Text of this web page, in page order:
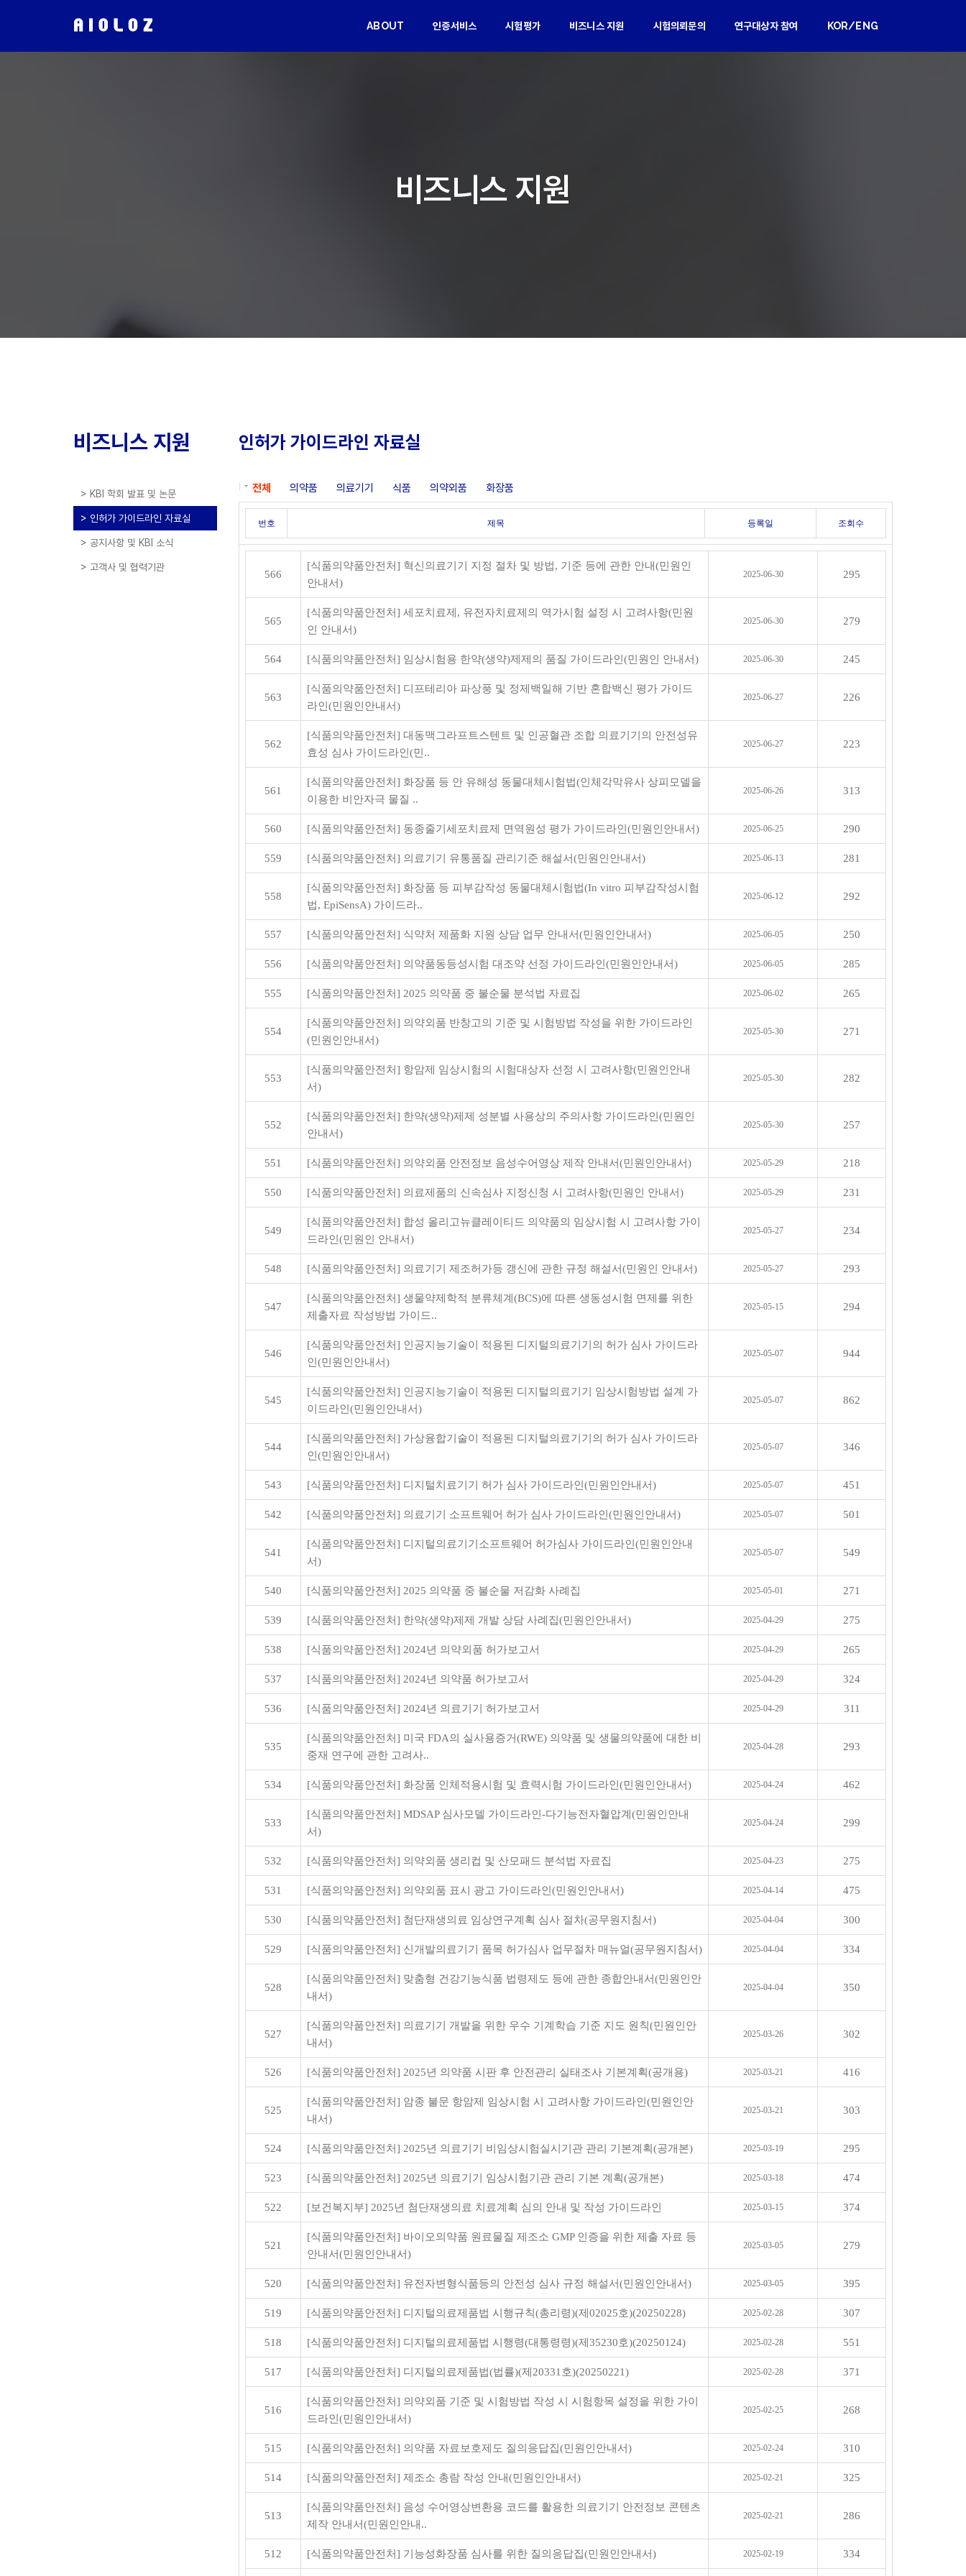
ABOUT 인증서비스 시험평가 비즈니스 지원 시험의뢰문의 연구대상자 참여 KOR/ENG
비즈니스 지원
비즈니스 지원
> KBI 학회 발표 및 논문
> 인허가 가이드라인 자료실
> 공지사항 및 KBI 소식
> 고객사 및 협력기관
인허가 가이드라인 자료실
전체 의약품 의료기기 식품 의약외품 화장품
번호 제목 등록일 조회수
566
[식품의약품안전처] 혁신의료기기 지정 절차 및 방법, 기준 등에 관한 안내(민원인
안내서)
2025-06-30 295
565
[식품의약품안전처] 세포치료제, 유전자치료제의 역가시험 설정 시 고려사항(민원
인 안내서)
2025-06-30 279
564 [식품의약품안전처] 임상시험용 한약(생약)제제의 품질 가이드라인(민원인 안내서) 2025-06-30 245
563
[식품의약품안전처] 디프테리아 파상풍 및 정제백일해 기반 혼합백신 평가 가이드
라인(민원인안내서)
2025-06-27 226
562
[식품의약품안전처] 대동맥그라프트스텐트 및 인공혈관 조합 의료기기의 안전성유
효성 심사 가이드라인(민..
2025-06-27 223
561
[식품의약품안전처] 화장품 등 안 유해성 동물대체시험법(인체각막유사 상피모델을
이용한 비안자극 물질 ..
2025-06-26 313
560 [식품의약품안전처] 동종줄기세포치료제 면역원성 평가 가이드라인(민원인안내서) 2025-06-25 290
559 [식품의약품안전처] 의료기기 유통품질 관리기준 해설서(민원인안내서) 2025-06-13 281
558
[식품의약품안전처] 화장품 등 피부감작성 동물대체시험법(In vitro 피부감작성시험
법, EpiSensA) 가이드라..
2025-06-12 292
557 [식품의약품안전처] 식약처 제품화 지원 상담 업무 안내서(민원인안내서) 2025-06-05 250
556 [식품의약품안전처] 의약품동등성시험 대조약 선정 가이드라인(민원인안내서) 2025-06-05 285
555 [식품의약품안전처] 2025 의약품 중 불순물 분석법 자료집 2025-06-02 265
554
[식품의약품안전처] 의약외품 반창고의 기준 및 시험방법 작성을 위한 가이드라인
(민원인안내서)
2025-05-30 271
553
[식품의약품안전처] 항암제 임상시험의 시험대상자 선정 시 고려사항(민원인안내
서)
2025-05-30 282
552
[식품의약품안전처] 한약(생약)제제 성분별 사용상의 주의사항 가이드라인(민원인
안내서)
2025-05-30 257
551 [식품의약품안전처] 의약외품 안전정보 음성수어영상 제작 안내서(민원인안내서) 2025-05-29 218
550 [식품의약품안전처] 의료제품의 신속심사 지정신청 시 고려사항(민원인 안내서) 2025-05-29 231
549
[식품의약품안전처] 합성 올리고뉴클레이티드 의약품의 임상시험 시 고려사항 가이
드라인(민원인 안내서)
2025-05-27 234
548 [식품의약품안전처] 의료기기 제조허가등 갱신에 관한 규정 해설서(민원인 안내서) 2025-05-27 293
547
[식품의약품안전처] 생물약제학적 분류체계(BCS)에 따른 생동성시험 면제를 위한
제출자료 작성방법 가이드..
2025-05-15 294
546
[식품의약품안전처] 인공지능기술이 적용된 디지털의료기기의 허가 심사 가이드라
인(민원인안내서)
2025-05-07 944
545
[식품의약품안전처] 인공지능기술이 적용된 디지털의료기기 임상시험방법 설계 가
이드라인(민원인안내서)
2025-05-07 862
544
[식품의약품안전처] 가상융합기술이 적용된 디지털의료기기의 허가 심사 가이드라
인(민원인안내서)
2025-05-07 346
543 [식품의약품안전처] 디지털치료기기 허가 심사 가이드라인(민원인안내서) 2025-05-07 451
542 [식품의약품안전처] 의료기기 소프트웨어 허가 심사 가이드라인(민원인안내서) 2025-05-07 501
541
[식품의약품안전처] 디지털의료기기소프트웨어 허가심사 가이드라인(민원인안내
서)
2025-05-07 549
540 [식품의약품안전처] 2025 의약품 중 불순물 저감화 사례집 2025-05-01 271
539 [식품의약품안전처] 한약(생약)제제 개발 상담 사례집(민원인안내서) 2025-04-29 275
538 [식품의약품안전처] 2024년 의약외품 허가보고서 2025-04-29 265
537 [식품의약품안전처] 2024년 의약품 허가보고서 2025-04-29 324
536 [식품의약품안전처] 2024년 의료기기 허가보고서 2025-04-29 311
535
[식품의약품안전처] 미국 FDA의 실사용증거(RWE) 의약품 및 생물의약품에 대한 비
중재 연구에 관한 고려사..
2025-04-28 293
534 [식품의약품안전처] 화장품 인체적용시험 및 효력시험 가이드라인(민원인안내서) 2025-04-24 462
533
[식품의약품안전처] MDSAP 심사모델 가이드라인-다기능전자혈압계(민원인안내
서)
2025-04-24 299
532 [식품의약품안전처] 의약외품 생리컵 및 산모패드 분석법 자료집 2025-04-23 275
531 [식품의약품안전처] 의약외품 표시 광고 가이드라인(민원인안내서) 2025-04-14 475
530 [식품의약품안전처] 첨단재생의료 임상연구계획 심사 절차(공무원지침서) 2025-04-04 300
529 [식품의약품안전처] 신개발의료기기 품목 허가심사 업무절차 매뉴얼(공무원지침서) 2025-04-04 334
528
[식품의약품안전처] 맞춤형 건강기능식품 법령제도 등에 관한 종합안내서(민원인안
내서)
2025-04-04 350
527
[식품의약품안전처] 의료기기 개발을 위한 우수 기계학습 기준 지도 원칙(민원인안
내서)
2025-03-26 302
526 [식품의약품안전처] 2025년 의약품 시판 후 안전관리 실태조사 기본계획(공개용) 2025-03-21 416
525
[식품의약품안전처] 암종 불문 항암제 임상시험 시 고려사항 가이드라인(민원인안
내서)
2025-03-21 303
524 [식품의약품안전처] 2025년 의료기기 비임상시험실시기관 관리 기본계획(공개본) 2025-03-19 295
523 [식품의약품안전처] 2025년 의료기기 임상시험기관 관리 기본 계획(공개본) 2025-03-18 474
522 [보건복지부] 2025년 첨단재생의료 치료계획 심의 안내 및 작성 가이드라인 2025-03-15 374
521
[식품의약품안전처] 바이오의약품 원료물질 제조소 GMP 인증을 위한 제출 자료 등
안내서(민원인안내서)
2025-03-05 279
520 [식품의약품안전처] 유전자변형식품등의 안전성 심사 규정 해설서(민원인안내서) 2025-03-05 395
519 [식품의약품안전처] 디지털의료제품법 시행규칙(총리령)(제02025호)(20250228) 2025-02-28 307
518 [식품의약품안전처] 디지털의료제품법 시행령(대통령령)(제35230호)(20250124) 2025-02-28 551
517 [식품의약품안전처] 디지털의료제품법(법률)(제20331호)(20250221) 2025-02-28 371
516
[식품의약품안전처] 의약외품 기준 및 시험방법 작성 시 시험항목 설정을 위한 가이
드라인(민원인안내서)
2025-02-25 268
515 [식품의약품안전처] 의약품 자료보호제도 질의응답집(민원인안내서) 2025-02-24 310
514 [식품의약품안전처] 제조소 총람 작성 안내(민원인안내서) 2025-02-21 325
513
[식품의약품안전처] 음성 수어영상변환용 코드를 활용한 의료기기 안전정보 콘텐츠
제작 안내서(민원인안내..
2025-02-21 286
512 [식품의약품안전처] 기능성화장품 심사를 위한 질의응답집(민원인안내서) 2025-02-19 334